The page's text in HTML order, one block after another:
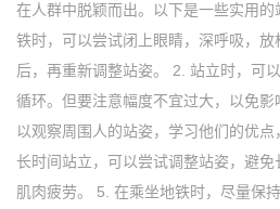
在人群中脱颖而出。以下是一些实用
铁时，可以尝试闭上眼睛，深呼吸，
后，再重新调整站姿。 2. 站立时，可
循环。但要注意幅度不宜过大，以免
以观察周围人的站姿，学习他们的优
长时间站立，可以尝试调整站姿，避
肌肉疲劳。 5. 在乘坐地铁时，尽量保